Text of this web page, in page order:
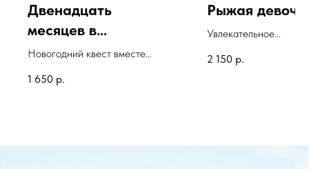
Двенадцать
месяцев в
Добрянке
Новогодний квест вместе
его помощниками
1 650 р.
Рыжая
Увлекательное
с рыжей девочкой
2 150 р.